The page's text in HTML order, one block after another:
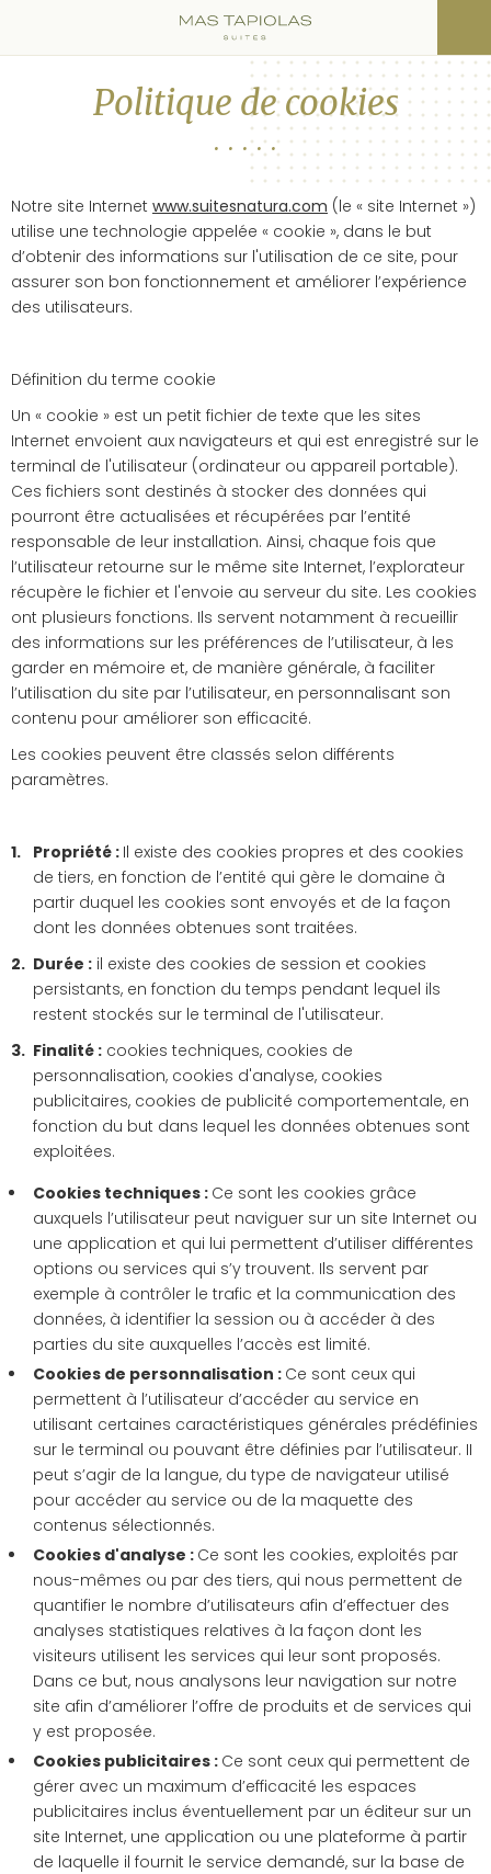
Politique de cookies
Notre site Internet www.suitesnatura.com (le « site Internet »)
utilise une technologie appelée « cookie », dans le but
d’obtenir des informations sur l'utilisation de ce site, pour
assurer son bon fonctionnement et améliorer l’expérience
des utilisateurs.
Définition du terme cookie
Un « cookie » est un petit fichier de texte que les sites
Internet envoient aux navigateurs et qui est enregistré sur le
terminal de l'utilisateur (ordinateur ou appareil portable).
Ces fichiers sont destinés à stocker des données qui
pourront être actualisées et récupérées par l’entité
responsable de leur installation. Ainsi, chaque fois que
l’utilisateur retourne sur le même site Internet, l’explorateur
récupère le fichier et l'envoie au serveur du site. Les cookies
ont plusieurs fonctions. Ils servent notamment à recueillir
des informations sur les préférences de l’utilisateur, à les
garder en mémoire et, de manière générale, à faciliter
l’utilisation du site par l’utilisateur, en personnalisant son
contenu pour améliorer son efficacité.
Les cookies peuvent être classés selon différents
paramètres.
Propriété : Il existe des cookies propres et des cookies
de tiers, en fonction de l’entité qui gère le domaine à
partir duquel les cookies sont envoyés et de la façon
dont les données obtenues sont traitées.
Durée : il existe des cookies de session et cookies
persistants, en fonction du temps pendant lequel ils
restent stockés sur le terminal de l'utilisateur.
Finalité : cookies techniques, cookies de
personnalisation, cookies d'analyse, cookies
publicitaires, cookies de publicité comportementale, en
fonction du but dans lequel les données obtenues sont
exploitées.
Cookies techniques : Ce sont les cookies grâce
auxquels l’utilisateur peut naviguer sur un site Internet ou
une application et qui lui permettent d’utiliser différentes
options ou services qui s’y trouvent. Ils servent par
exemple à contrôler le trafic et la communication des
données, à identifier la session ou à accéder à des
parties du site auxquelles l’accès est limité.
Cookies de personnalisation : Ce sont ceux qui
permettent à l’utilisateur d’accéder au service en
utilisant certaines caractéristiques générales prédéfinies
sur le terminal ou pouvant être définies par l’utilisateur. II
peut s’agir de la langue, du type de navigateur utilisé
pour accéder au service ou de la maquette des
contenus sélectionnés.
Cookies d'analyse : Ce sont les cookies, exploités par
nous-mêmes ou par des tiers, qui nous permettent de
quantifier le nombre d’utilisateurs afin d’effectuer des
analyses statistiques relatives à la façon dont les
visiteurs utilisent les services qui leur sont proposés.
Dans ce but, nous analysons leur navigation sur notre
site afin d’améliorer l’offre de produits et de services qui
y est proposée.
Cookies publicitaires : Ce sont ceux qui permettent de
gérer avec un maximum d’efficacité les espaces
publicitaires inclus éventuellement par un éditeur sur un
site Internet, une application ou une plateforme à partir
de laquelle il fournit le service demandé, sur la base de